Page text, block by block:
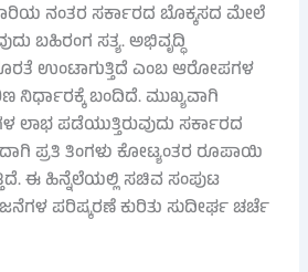
ನಂತರ ಸರ್ಕಾರದ ಬೊಕ್ಕಸದ ಮೇಲೆ
ಬಹಿರಂಗ ಸತ್ಯ. ಅಭಿವೃದ್ಧಿ
ಉಂಟಾಗುತ್ತಿದೆ ಎಂಬ ಆರೋಪಗಳ
ನಿರ್ಧಾರಕ್ಕೆ ಬಂದಿದೆ. ಮುಖ್ಯವಾಗಿ
ಪಡೆಯುತ್ತಿರುವುದು ಸರ್ಕಾರದ
ಪ್ರತಿ ತಿಂಗಳು ಕೋಟ್ಯಂತರ ರೂಪಾಯಿ
ಈ ಹಿನ್ನೆಲೆಯಲ್ಲಿ ಸಚಿವ ಸಂಪುಟ
ಪರಿಷ್ಕರಣೆ ಕುರಿತು ಸುದೀರ್ಘ ಚರ್ಚೆ